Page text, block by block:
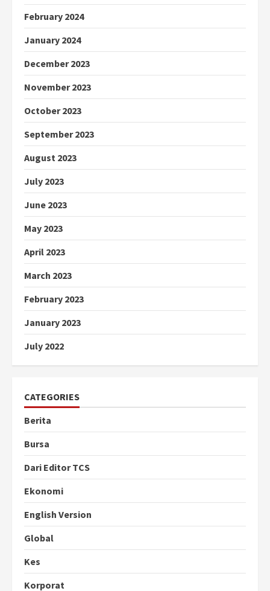
February 2024
January 2024
December 2023
November 2023
October 2023
September 2023
August 2023
July 2023
June 2023
May 2023
April 2023
March 2023
February 2023
January 2023
July 2022
CATEGORIES
Berita
Bursa
Dari Editor TCS
Ekonomi
English Version
Global
Kes
Korporat